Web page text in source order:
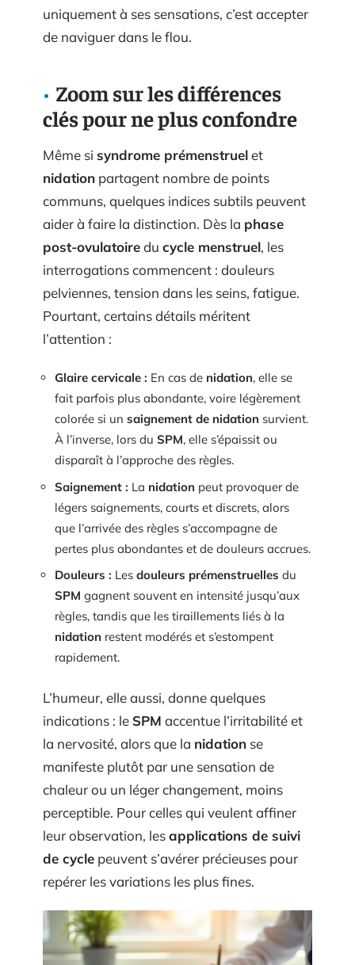
uniquement à ses sensations, c’est accepter
de naviguer dans le flou.
Zoom sur les différences
clés pour ne plus confondre
Même si syndrome prémenstruelet
nidation partagent nombre de points
communs, quelques indices subtils peuvent
aider à faire la distinction. Dès la phase
post-ovulatoiredu cycle menstruel, les
interrogations commencent : douleurs
pelviennes, tension dans les seins, fatigue.
Pourtant, certains détails méritent
l’attention :
Glaire cervicale : En cas de nidation, elle se
fait parfois plus abondante, voire légèrement
colorée si un saignement de nidation survient.
À l’inverse, lors du SPM, elle s’épaissit ou
disparaît à l’approche des règles.
Saignement : La nidation peut provoquer de
légers saignements, courts et discrets, alors
que l’arrivée des règles s’accompagne de
pertes plus abondantes et de douleurs accrues.
Douleurs : Les douleurs prémenstruelles du
SPM gagnent souvent en intensité jusqu’aux
règles, tandis que les tiraillements liés à la
nidation restent modérés et s’estompent
rapidement.
L’humeur, elle aussi, donne quelques
indications : le SPM accentue l’irritabilité et
la nervosité, alors que la nidation se
manifeste plutôt par une sensation de
chaleur ou un léger changement, moins
perceptible. Pour celles qui veulent affiner
leur observation, lesapplications de suivi
de cycle peuvent s’avérer précieuses pour
repérer les variations les plus fines.